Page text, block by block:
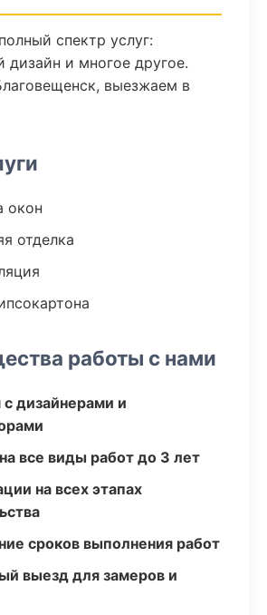
спектр услуг:
дизайн и многое другое.
выезжаем в
окон
отделка
работы с нами
дизайнерами и
все виды работ до 3 лет
на всех этапах
сроков выполнения работ
выезд для замеров и